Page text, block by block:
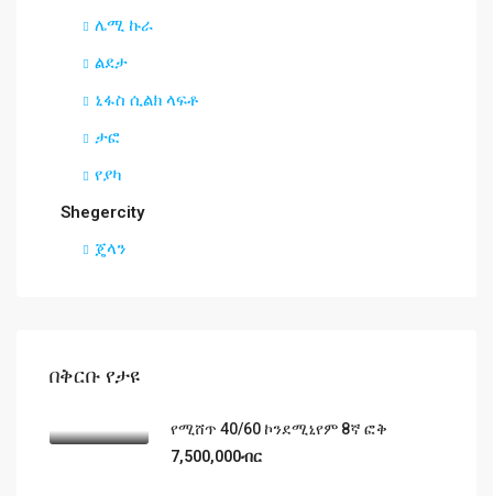
ሌሚ ኩራ
ልደታ
ኒፋስ ሲልክ ላፍቶ
ታፎ
የያካ
Shegercity
ጄላን
በቅርቡ የታዩ
የሚሸጥ 40/60 ኮንደሚኒየም 8ኛ ፎቅ
7,500,000ብር